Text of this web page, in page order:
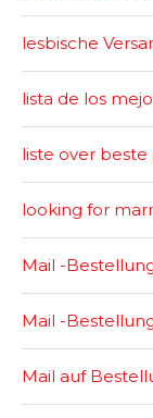
lesbische
lista de los
liste over
looking for
Mail -
Mail -
Mail auf